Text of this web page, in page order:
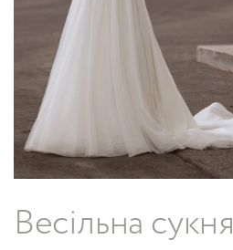
Весільна сукня